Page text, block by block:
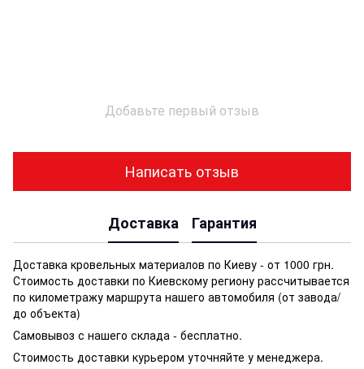
Добавьте первый отзыв
Написать отзыв
Доставка Гарантия
Доставка кровельных материалов по Киеву - от 1000 грн.
Стоимость доставки по Киевскому региону рассчитывается
по километражу маршрута нашего автомобиля (от завода/
до объекта)
Самовывоз с нашего склада - бесплатно.
Стоимость доставки курьером уточняйте у менеджера.